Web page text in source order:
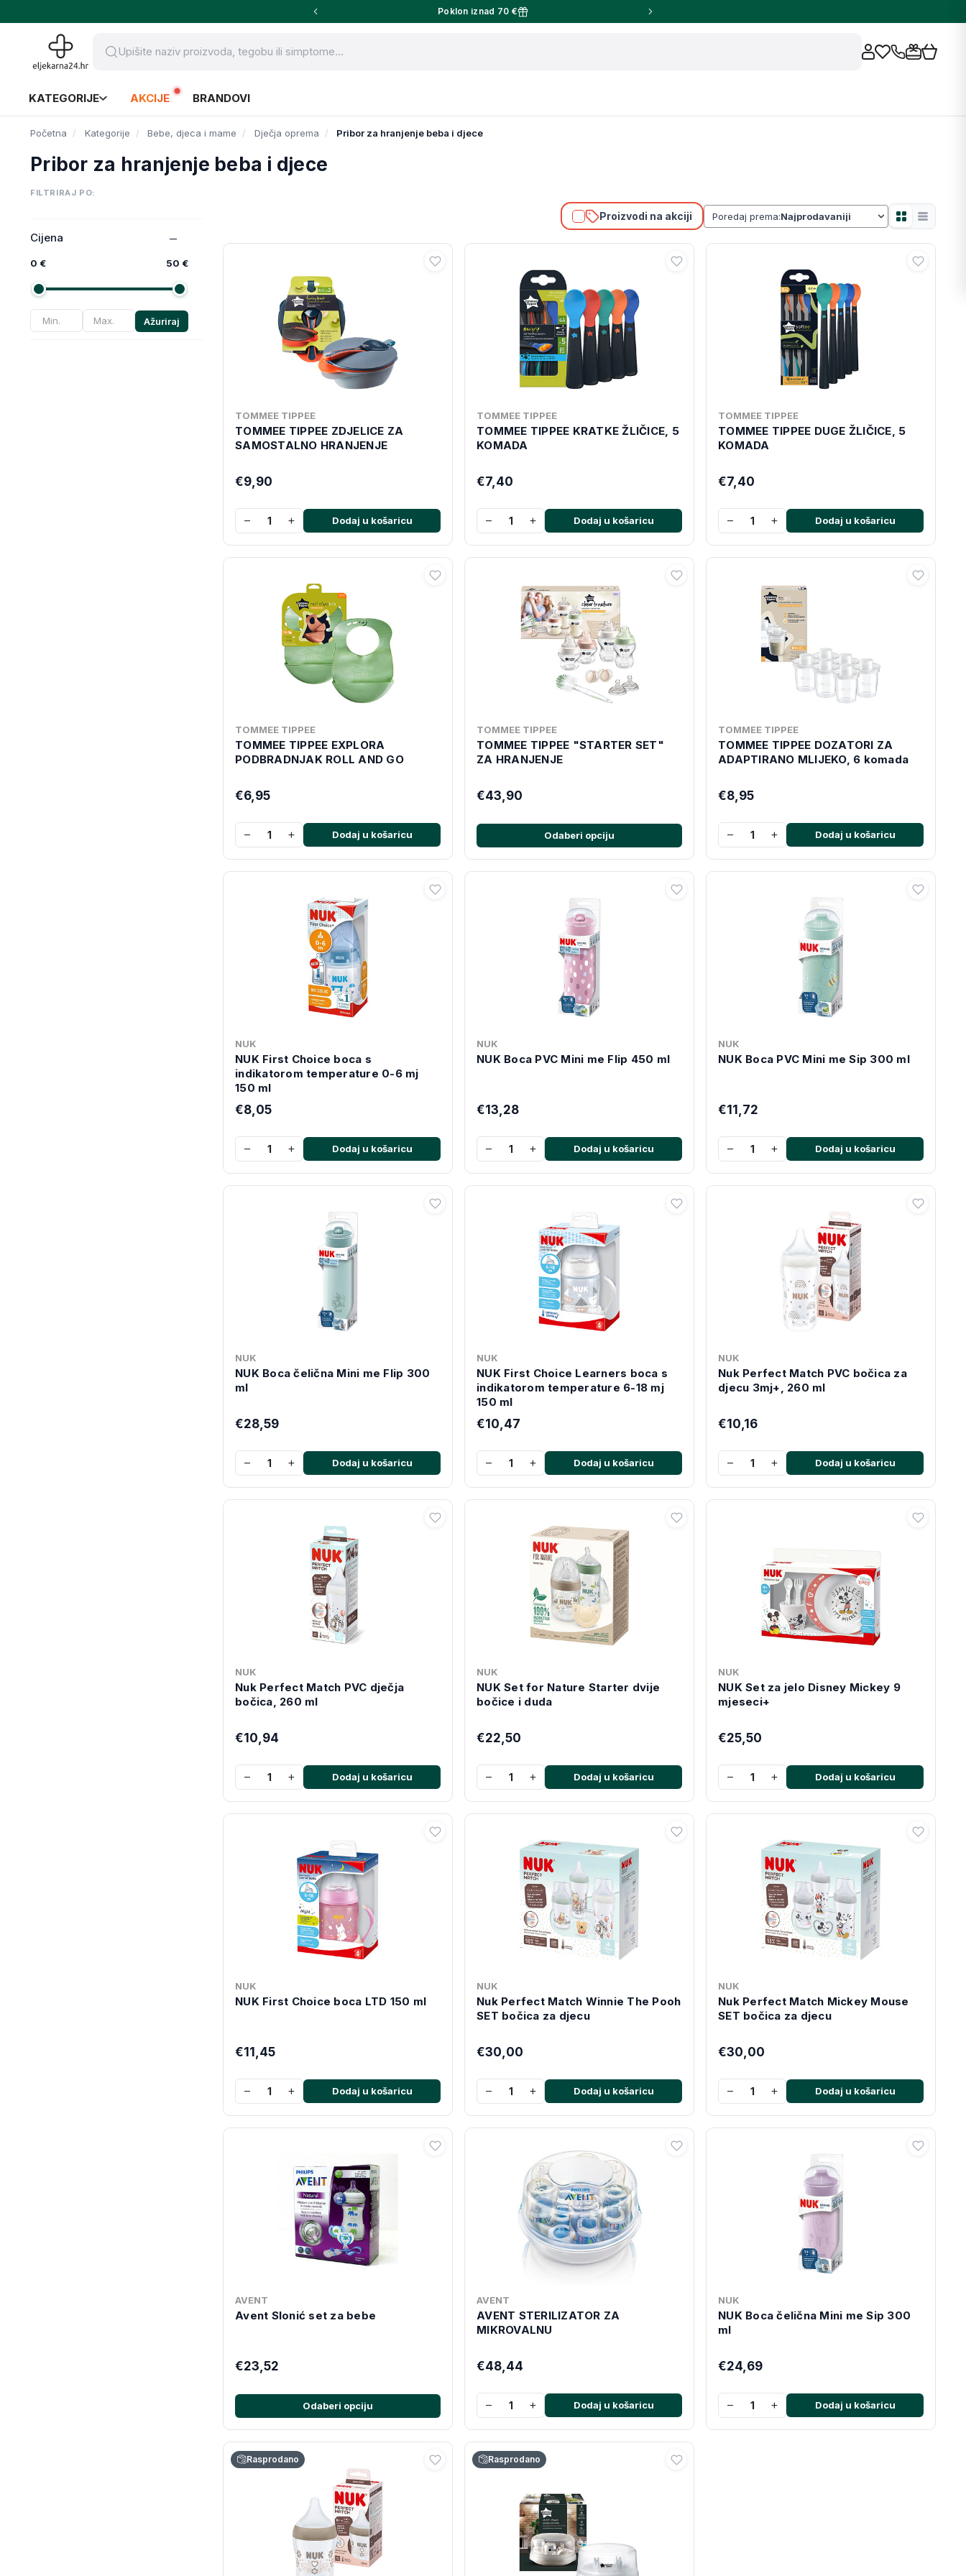
Poklon iznad 70 €
KATEGORIJE AKCIJE BRANDOVI
Početna Kategorije Bebe, djeca i mame Dječja oprema Pribor za hranjenje beba i djece
Pribor za hranjenje beba i djece
FILTRIRAJ PO:
Cijena
0 € 50 €
Ažuriraj
Proizvodi na akciji Poredaj prema:
TOMMEE TIPPEE
TOMMEE TIPPEE ZDJELICE ZA
SAMOSTALNO HRANJENJE
€9,90
− + Dodaj u košaricu
TOMMEE TIPPEE
TOMMEE TIPPEE KRATKE ŽLIČICE, 5
KOMADA
€7,40
− + Dodaj u košaricu
TOMMEE TIPPEE
TOMMEE TIPPEE DUGE ŽLIČICE, 5
KOMADA
€7,40
− + Dodaj u košaricu
TOMMEE TIPPEE
TOMMEE TIPPEE EXPLORA
PODBRADNJAK ROLL AND GO
€6,95
− + Dodaj u košaricu
TOMMEE TIPPEE
TOMMEE TIPPEE "STARTER SET"
ZA HRANJENJE
€43,90
Odaberi opciju
TOMMEE TIPPEE
TOMMEE TIPPEE DOZATORI ZA
ADAPTIRANO MLIJEKO, 6 komada
€8,95
− + Dodaj u košaricu
NUK
NUK First Choice boca s
indikatorom temperature 0-6 mj
150 ml
€8,05
− + Dodaj u košaricu
NUK
NUK Boca PVC Mini me Flip 450 ml
€13,28
− + Dodaj u košaricu
NUK
NUK Boca PVC Mini me Sip 300 ml
€11,72
− + Dodaj u košaricu
NUK
NUK Boca čelična Mini me Flip 300
ml
€28,59
− + Dodaj u košaricu
NUK
NUK First Choice Learners boca s
indikatorom temperature 6-18 mj
150 ml
€10,47
− + Dodaj u košaricu
NUK
Nuk Perfect Match PVC bočica za
djecu 3mj+, 260 ml
€10,16
− + Dodaj u košaricu
NUK
Nuk Perfect Match PVC dječja
bočica, 260 ml
€10,94
− + Dodaj u košaricu
NUK
NUK Set for Nature Starter dvije
bočice i duda
€22,50
− + Dodaj u košaricu
NUK
NUK Set za jelo Disney Mickey 9
mjeseci+
€25,50
− + Dodaj u košaricu
NUK
NUK First Choice boca LTD 150 ml
€11,45
− + Dodaj u košaricu
NUK
Nuk Perfect Match Winnie The Pooh
SET bočica za djecu
€30,00
− + Dodaj u košaricu
NUK
Nuk Perfect Match Mickey Mouse
SET bočica za djecu
€30,00
− + Dodaj u košaricu
AVENT
Avent Slonić set za bebe
€23,52
Odaberi opciju
AVENT
AVENT STERILIZATOR ZA
MIKROVALNU
€48,44
− + Dodaj u košaricu
NUK
NUK Boca čelična Mini me Sip 300
ml
€24,69
− + Dodaj u košaricu
Rasprodano Rasprodano